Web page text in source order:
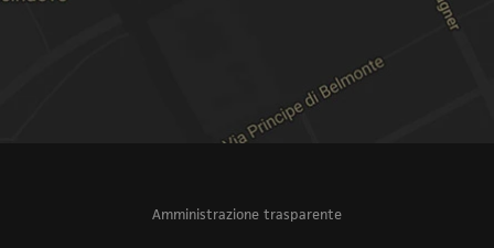
Amministrazione trasparente